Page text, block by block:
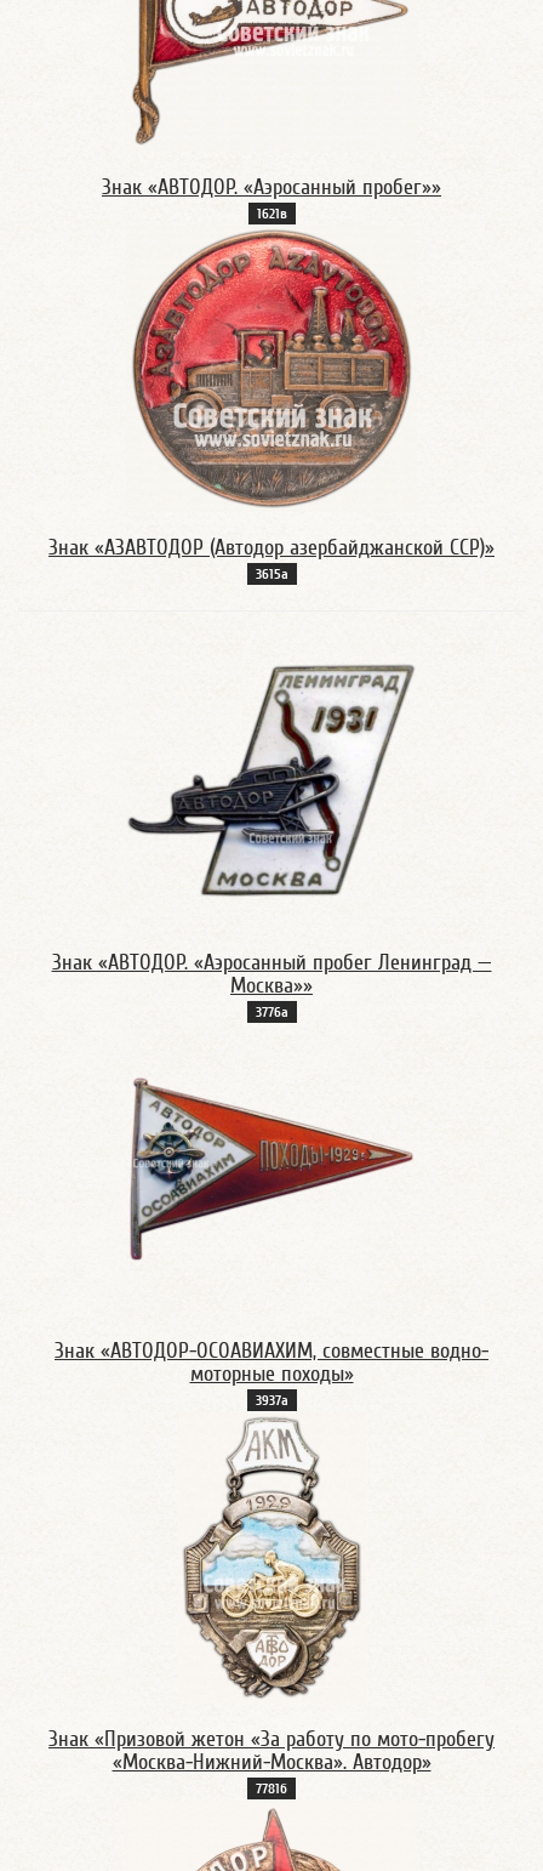
Знак «АВТОДОР. «Аэросанный пробег»»
1621в
Знак «АЗАВТОДОР (Автодор азербайджанской ССР)»
3615а
Знак «АВТОДОР. «Аэросанный пробег Ленинград —
Москва»»
3776а
Знак «АВТОДОР-ОСОАВИАХИМ, совместные водно-
моторные походы»
3937а
Знак «Призовой жетон «За работу по мото-пробегу
«Москва-Нижний-Москва». Автодор»
7781б